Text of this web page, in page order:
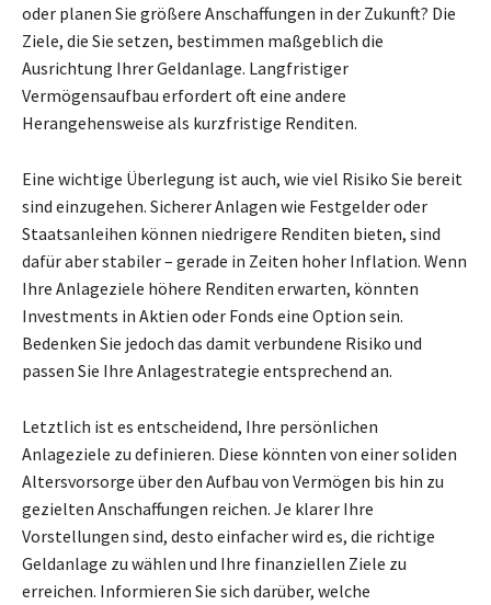
oder planen Sie größere Anschaffungen in der Zukunft? Die
Ziele, die Sie setzen, bestimmen maßgeblich die
Ausrichtung Ihrer Geldanlage. Langfristiger
Vermögensaufbau erfordert oft eine andere
Herangehensweise als kurzfristige Renditen.
Eine wichtige Überlegung ist auch, wie viel Risiko Sie bereit
sind einzugehen. Sicherer Anlagen wie Festgelder oder
Staatsanleihen können niedrigere Renditen bieten, sind
dafür aber stabiler – gerade in Zeiten hoher Inflation. Wenn
Ihre Anlageziele höhere Renditen erwarten, könnten
Investments in Aktien oder Fonds eine Option sein.
Bedenken Sie jedoch das damit verbundene Risiko und
passen Sie Ihre Anlagestrategie entsprechend an.
Letztlich ist es entscheidend, Ihre persönlichen
Anlageziele zu definieren. Diese könnten von einer soliden
Altersvorsorge über den Aufbau von Vermögen bis hin zu
gezielten Anschaffungen reichen. Je klarer Ihre
Vorstellungen sind, desto einfacher wird es, die richtige
Geldanlage zu wählen und Ihre finanziellen Ziele zu
erreichen. Informieren Sie sich darüber, welche